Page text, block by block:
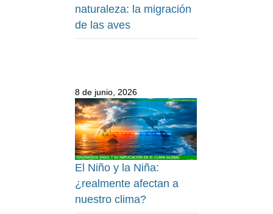
naturaleza: la migración
de las aves
8 de junio, 2026
El Niño y la Niña:
¿realmente afectan a
nuestro clima?